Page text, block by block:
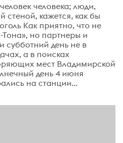
человека; люди,
стеной, кажется, как бы
Как приятно, что не
Тона», но партнеры и
субботний день не в
а в поисках
мест Владимирской
день 4 июня
на станции...